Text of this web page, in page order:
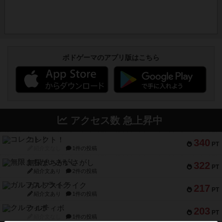
ボドゲーマのアプリ版はこちら
アクセス数 急上昇中
340 PT
コレクト！
1件の投稿
322 PT
無限まちがいさがし
紹介文あり 2件の投稿
217 PT
ガルフストライク
紹介文あり 1件の投稿
203 PT
クルティボ
1件の投稿